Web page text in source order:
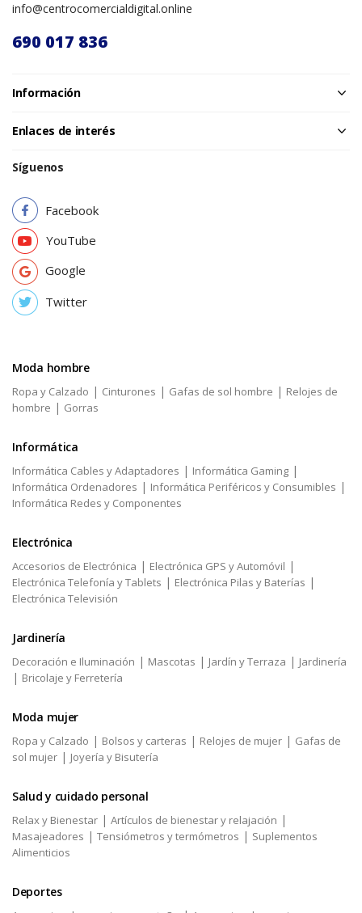
info@centrocomercialdigital.online
690 017 836
Información
Enlaces de interés
Síguenos
Facebook
YouTube
Google
Twitter
Moda hombre
Ropa y Calzado | Cinturones | Gafas de sol hombre | Relojes de
hombre | Gorras
Informática
Informática Cables y Adaptadores | Informática Gaming |
Informática Ordenadores | Informática Periféricos y Consumibles |
Informática Redes y Componentes
Electrónica
Accesorios de Electrónica | Electrónica GPS y Automóvil |
Electrónica Telefonía y Tablets | Electrónica Pilas y Baterías |
Electrónica Televisión
Jardinería
Decoración e Iluminación | Mascotas | Jardín y Terraza | Jardinería
| Bricolaje y Ferretería
Moda mujer
Ropa y Calzado | Bolsos y carteras | Relojes de mujer | Gafas de
sol mujer | Joyería y Bisutería
Salud y cuidado personal
Relax y Bienestar | Artículos de bienestar y relajación |
Masajeadores | Tensiómetros y termómetros | Suplementos
Alimenticios
Deportes